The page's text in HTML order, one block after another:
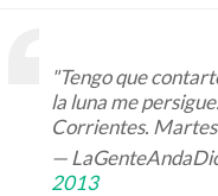
"Tengo que
la luna me
Corrientes. Martes
—
2013